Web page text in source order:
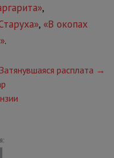
,
, «В окопах
.
Затянувшаяся расплата →